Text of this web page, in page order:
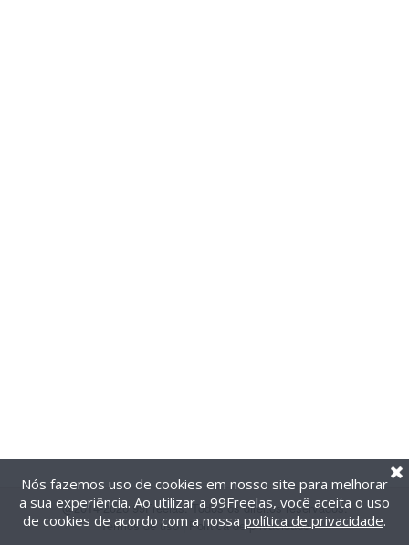
@2014-2026 99Freelas. Todos os direitos reservados.
Termos de uso| Política de privacidade
Nós fazemos uso de cookies em nosso site para melhorar
a sua experiência. Ao utilizar a 99Freelas, você aceita o uso
de cookies de acordo com a nossa política de privacidade.